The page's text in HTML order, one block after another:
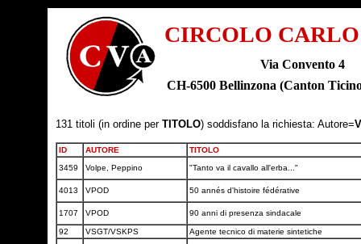
CIRCOLO
Via Convento 4
CH-6500 Bellinzona (Canton
131 titoli (in ordine per TITOLO) soddisfano la richiesta: Autore=
ID AUTORE
TITOLO
3459
Volpe, Peppino "Tanto va il cavallo all'erba..."
4013 VPOD 50 annés d'histoire fédérative
1707 VPOD 90 anni di presenza sindacale
92 VSGT/VSKPS
Agente tecnico di materie sintetiche